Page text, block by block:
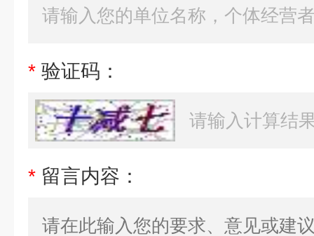
* 验证码：
* 留言内容：